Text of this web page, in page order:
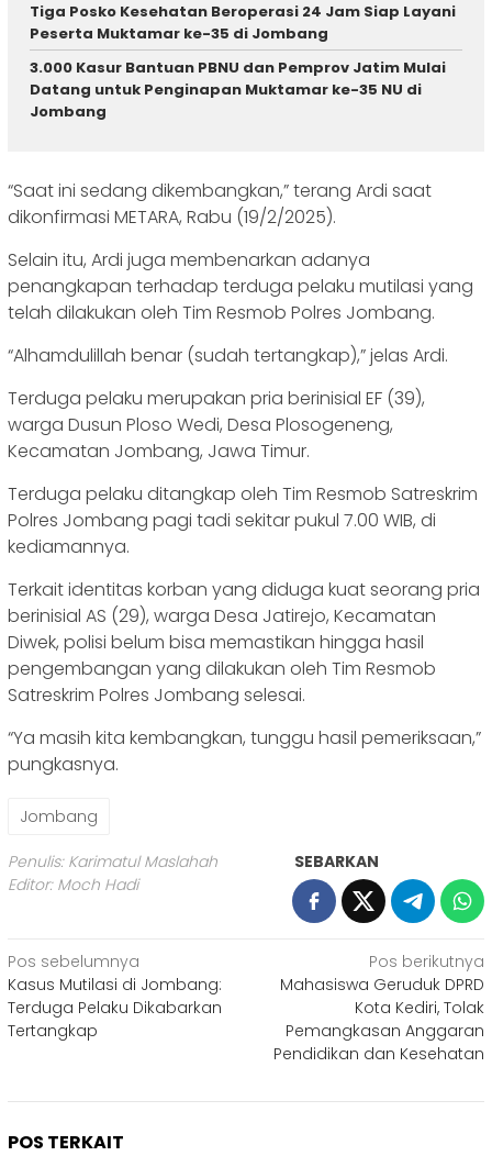
Tiga Posko Kesehatan Beroperasi 24 Jam Siap Layani
Peserta Muktamar ke-35 di Jombang
3.000 Kasur Bantuan PBNU dan Pemprov Jatim Mulai
Datang untuk Penginapan Muktamar ke-35 NU di
Jombang
“Saat ini sedang dikembangkan,” terang Ardi saat
dikonfirmasi METARA, Rabu (19/2/2025).
Selain itu, Ardi juga membenarkan adanya
penangkapan terhadap terduga pelaku mutilasi yang
telah dilakukan oleh Tim Resmob Polres Jombang.
“Alhamdulillah benar (sudah tertangkap),” jelas Ardi.
Terduga pelaku merupakan pria berinisial EF (39),
warga Dusun Ploso Wedi, Desa Plosogeneng,
Kecamatan Jombang, Jawa Timur.
Terduga pelaku ditangkap oleh Tim Resmob Satreskrim
Polres Jombang pagi tadi sekitar pukul 7.00 WIB, di
kediamannya.
Terkait identitas korban yang diduga kuat seorang pria
berinisial AS (29), warga Desa Jatirejo, Kecamatan
Diwek, polisi belum bisa memastikan hingga hasil
pengembangan yang dilakukan oleh Tim Resmob
Satreskrim Polres Jombang selesai.
“Ya masih kita kembangkan, tunggu hasil pemeriksaan,”
pungkasnya.
Jombang
Penulis: Karimatul Maslahah
Editor: Moch Hadi
SEBARKAN
Navigasi
pos
Pos sebelumnya
Kasus Mutilasi di Jombang:
Terduga Pelaku Dikabarkan
Tertangkap
Pos berikutnya
Mahasiswa Geruduk DPRD
Kota Kediri, Tolak
Pemangkasan Anggaran
Pendidikan dan Kesehatan
POS TERKAIT